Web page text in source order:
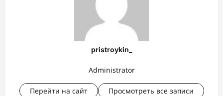
pristroykin_
Administrator
Перейти на сайт Просмотреть все записи